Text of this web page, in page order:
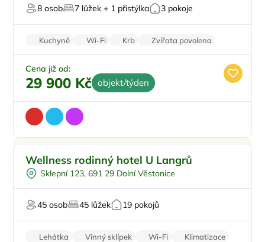
8 osob 7 lůžek + 1 přistýlka 3 pokoje
Kuchyně Wi-Fi Krb
Zvířata povolena
Pračka
Cena již od:
29 900 Kč objekt/týden
Polopenze
Vířivka
Pro milovníky vína
Doporučujeme
Wellness rodinný hotel U Langrů
Sklepní 123, 691 29 Dolní Věstonice
45 osob 45 lůžek 19 pokojů
Lehátka Vinný sklípek Wi-Fi
Klimatizace